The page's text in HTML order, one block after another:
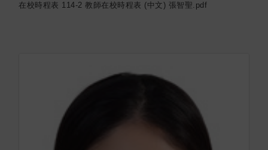
在校時程表 114-2 教師在校時程表 (中文) 張智聖.pdf